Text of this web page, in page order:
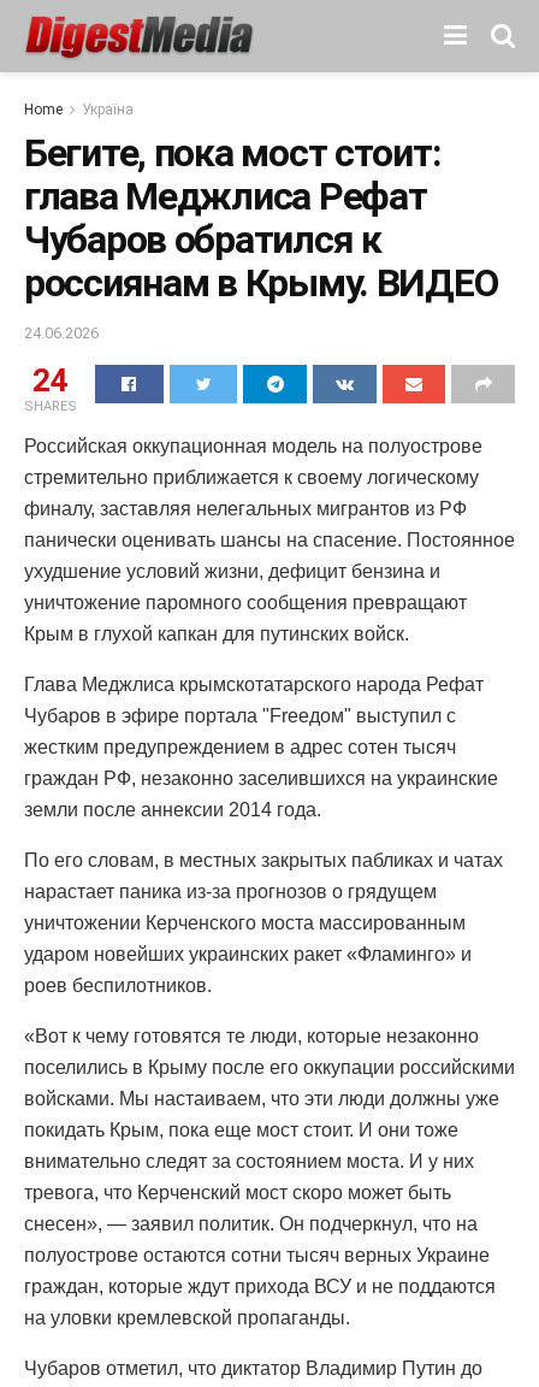
Home Україна
Бегите, пока мост стоит:
глава Меджлиса Рефат
Чубаров обратился к
россиянам в Крыму. ВИДЕО
24.06.2026
24
SHARES
Российская оккупационная модель на полуострове
стремительно приближается к своему логическому
финалу, заставляя нелегальных мигрантов из РФ
панически оценивать шансы на спасение. Постоянное
ухудшение условий жизни, дефицит бензина и
уничтожение паромного сообщения превращают
Крым в глухой капкан для путинских войск.
Глава Меджлиса крымскотатарского народа Рефат
Чубаров в эфире портала "Freeдом" выступил с
жестким предупреждением в адрес сотен тысяч
граждан РФ, незаконно заселившихся на украинские
земли после аннексии 2014 года.
По его словам, в местных закрытых пабликах и чатах
нарастает паника из-за прогнозов о грядущем
уничтожении Керченского моста массированным
ударом новейших украинских ракет «Фламинго» и
роев беспилотников.
«Вот к чему готовятся те люди, которые незаконно
поселились в Крыму после его оккупации российскими
войсками. Мы настаиваем, что эти люди должны уже
покидать Крым, пока еще мост стоит. И они тоже
внимательно следят за состоянием моста. И у них
тревога, что Керченский мост скоро может быть
снесен», — заявил политик. Он подчеркнул, что на
полуострове остаются сотни тысяч верных Украине
граждан, которые ждут прихода ВСУ и не поддаются
на уловки кремлевской пропаганды.
Чубаров отметил, что диктатор Владимир Путин до